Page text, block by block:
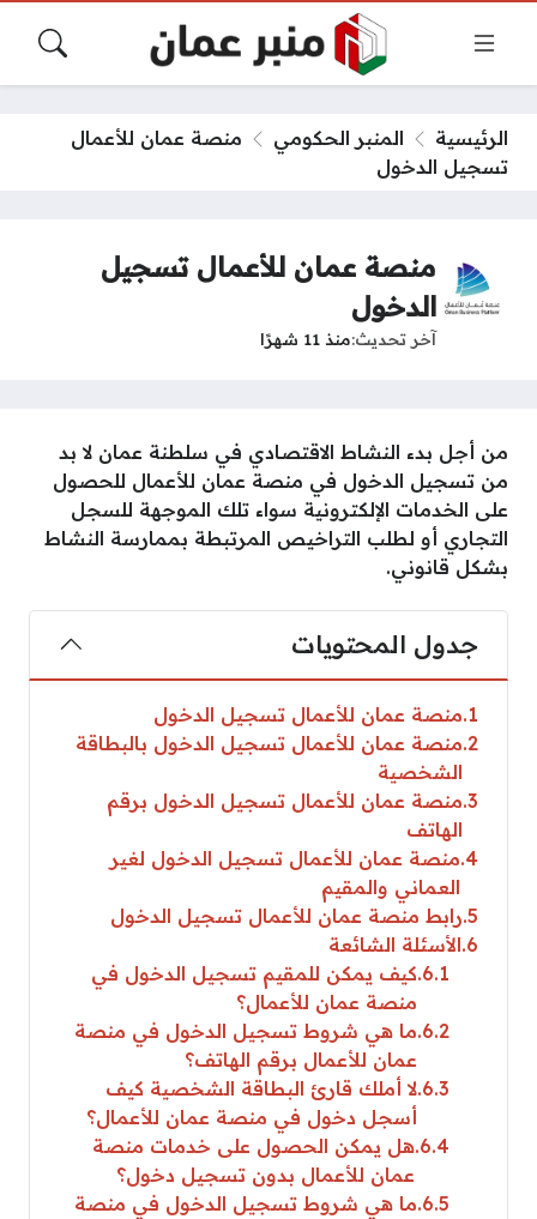
الرئيسية المنبر الحكومي
منصة عمان للأعمال
تسجيل الدخول
منصة عمان للأعمال تسجيل
الدخول
آخر تحديث منذ 11 شهرًا
من أجل بدء النشاط الاقتصادي في سلطنة عمان لا بد
من تسجيل الدخول في منصة عمان للأعمال للحصول
على الخدمات الإلكترونية سواء تلك الموجهة للسجل
التجاري أو لطلب التراخيص المرتبطة بممارسة النشاط
بشكل قانوني.
جدول المحتويات
1 منصة عمان للأعمال تسجيل الدخول
2 منصة عمان للأعمال تسجيل الدخول بالبطاقة
الشخصية
3 منصة عمان للأعمال تسجيل الدخول برقم
الهاتف
4 منصة عمان للأعمال تسجيل الدخول لغير
العماني والمقيم
5 رابط منصة عمان للأعمال تسجيل الدخول
6 الأسئلة الشائعة
6.1 كيف يمكن للمقيم تسجيل الدخول في
منصة عمان للأعمال؟
6.2 ما هي شروط تسجيل الدخول في منصة
عمان للأعمال برقم الهاتف؟
6.3 لا أملك قارئ البطاقة الشخصية كيف
أسجل دخول في منصة عمان للأعمال؟
6.4 هل يمكن الحصول على خدمات منصة
عمان للأعمال بدون تسجيل دخول؟
6.5 ما هي شروط تسجيل الدخول في منصة